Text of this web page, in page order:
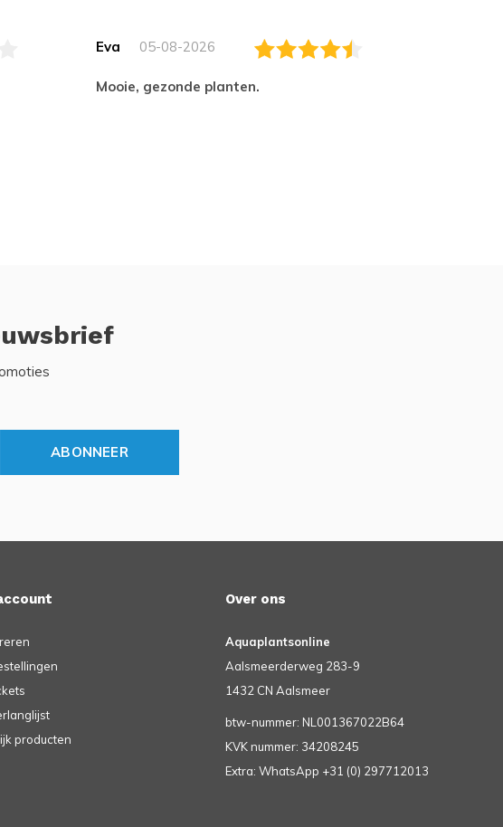
Eva 05-08-2026
Mooie, gezonde planten.
ABONNEER
producten
Over ons
Aquaplantsonline
Aalsmeerderweg 283-9
1432 CN Aalsmeer
btw-nummer: NL001367022B64
KVK nummer: 34208245
Extra: WhatsApp +31 (0) 297712013